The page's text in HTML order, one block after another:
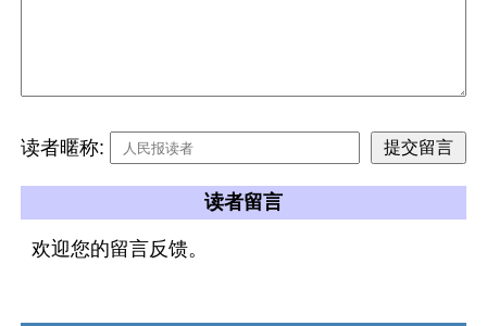
读者暱称:
读者留言
欢迎您的留言反馈。